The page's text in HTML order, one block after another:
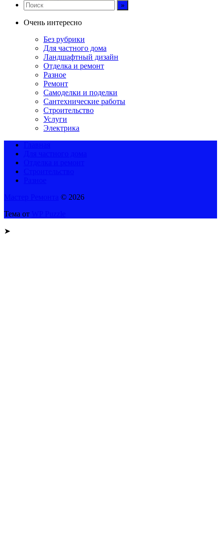
Очень интересно
Без рубрики
Для частного дома
Ландшафтный дизайн
Отделка и ремонт
Разное
Ремонт
Самоделки и поделки
Сантехнические работы
Строительство
Услуги
Электрика
© 2026
Тема от
➤